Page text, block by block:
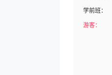
学前班：
游客：